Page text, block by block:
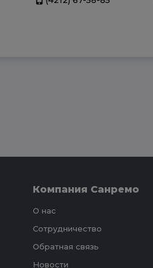
Компания Санремо
О нас
Сотрудничество
Обратная связь
Новости